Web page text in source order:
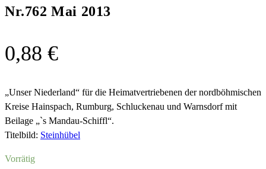
Nr.762 Mai 2013
0,88 €
„Unser Niederland“ für die Heimatvertriebenen der nordböhmischen
Kreise Hainspach, Rumburg, Schluckenau und Warnsdorf mit
Beilage „`s Mandau-Schiffl“.
Titelbild: Steinhübel
Vorrätig